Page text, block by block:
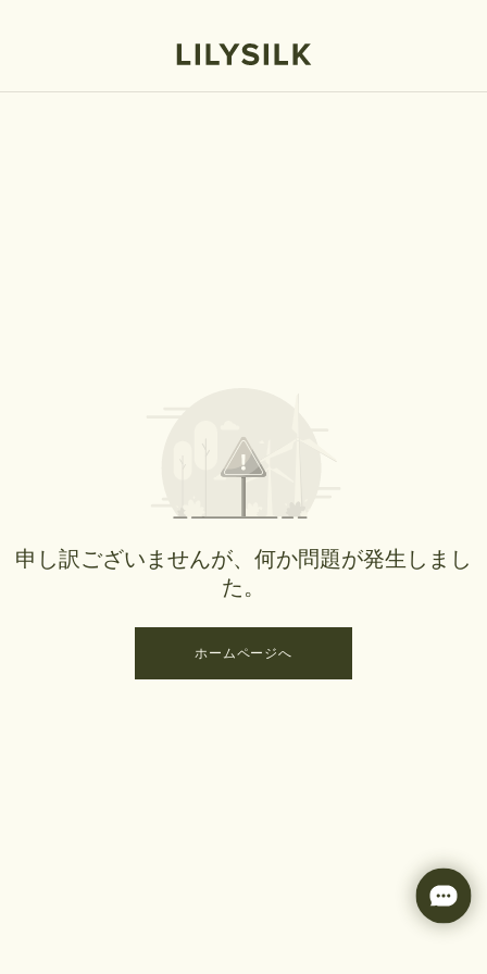
申し訳ございませんが、何か問題が発生しまし
た。
ホームページへ